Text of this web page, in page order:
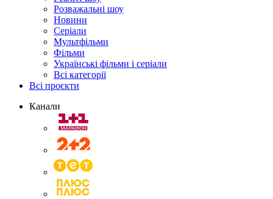
Розважальні шоу
Новини
Серіали
Мультфільми
Фільми
Українські фільми і серіали
Всі категорії
Всі проєкти
Канали